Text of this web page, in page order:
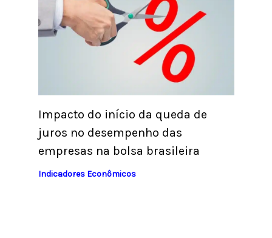
Impacto do início da queda de
juros no desempenho das
empresas na bolsa brasileira
Indicadores Econômicos